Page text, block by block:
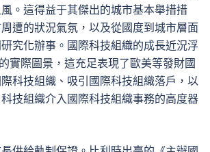
。這得益于其傑出的城市基本舉措措
遭的狀況氣氛，以及從國度到城市層面
究化辦事。國際科技組織的成長近況浮
實際圖景，這充足表現了歐美等發財國
科技組織、吸引國際科技組織落戶，以
技組織介入國際科技組織事務的高度器